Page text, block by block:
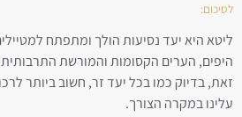
לסיכום:
ליטא היא יעד נסיעות הולך ומתפתח
היפים, הערים הקסומות והמורשת
זאת, בדיוק כמו בכל יעד זר, חשוב ביותר
עלינו במקרה הצורך.